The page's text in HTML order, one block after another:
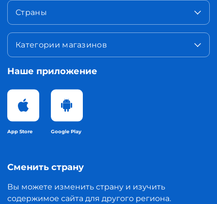
Страны
Категории магазинов
Наше приложение
App Store Google Play
Сменить страну
Вы можете изменить страну и изучить
содержимое сайта для другого региона.